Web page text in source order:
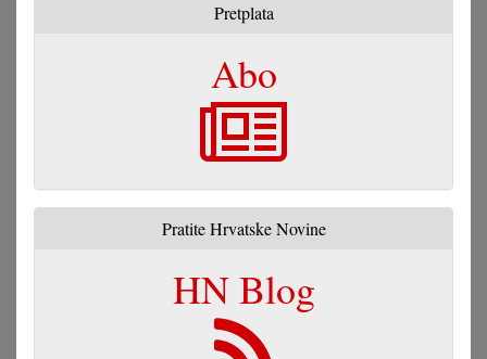
Pretplata
Abo
Pratite Hrvatske Novine
HN Blog